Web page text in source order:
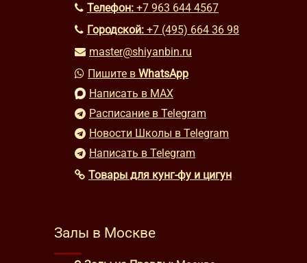
Телефон: +7 963 644 4567
Городской: +7 (495) 664 36 98
master@shiyanbin.ru
Пишите в WhatsApp
Написать в MAX
Расписание в Telegram
Новости Школы в Telegram
Написать в Telegram
Товары для кунг-фу и цигун
Залы в Москве